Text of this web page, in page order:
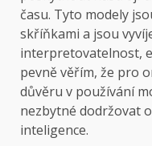
času. Tyto modely
skříňkami a jsou
interpretovatelnost,
pevně věřím, že pro
důvěru v používání
nezbytné dodržovat
inteligence.